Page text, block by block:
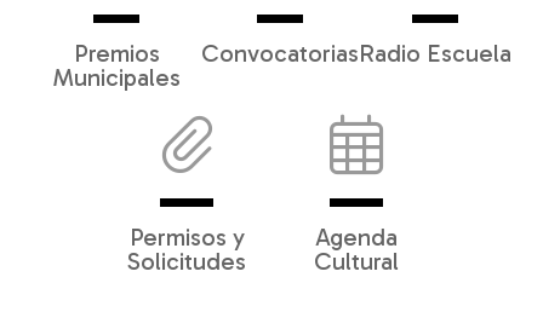
Premios
Municipales
ConvocatoriasRadio Escuela
Permisos y
Solicitudes
Agenda
Cultural